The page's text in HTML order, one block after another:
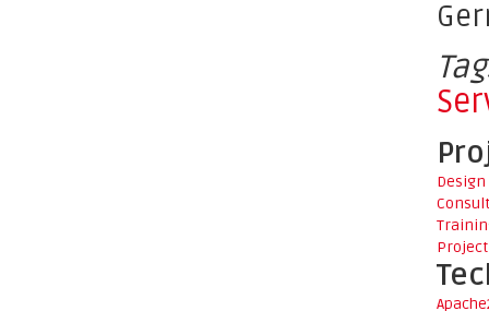
Design